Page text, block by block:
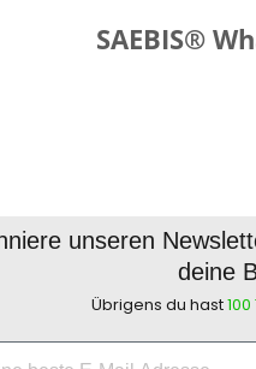
SAEBIS®
unseren
deine
Übrigens du hast